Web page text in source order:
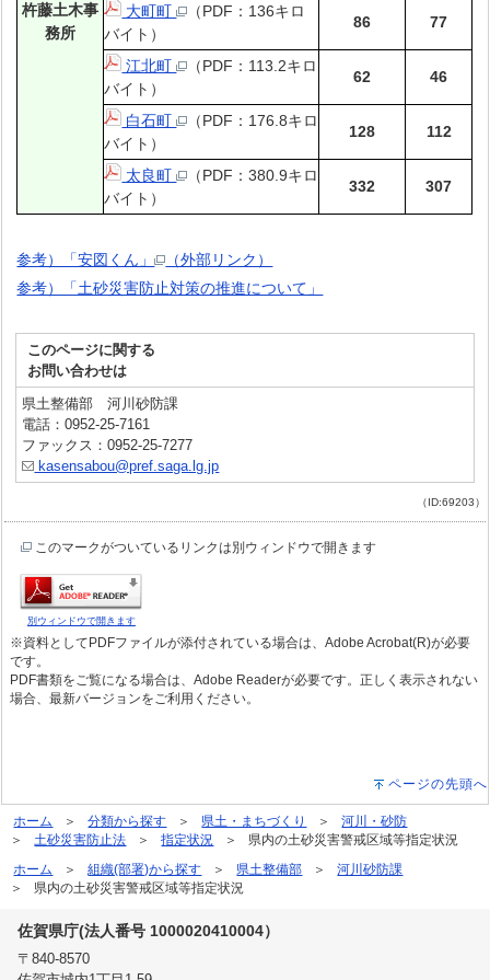
杵藤土木事
務所
大町町
（PDF：136キロ
バイト）
86 77
江北町
（PDF：113.2キロ
バイト）
62 46
白石町
（PDF：176.8キロ
バイト）
128 112
太良町
（PDF：380.9キロ
バイト）
332 307
参考）「安図くん」
（外部リンク）
参考）「土砂災害防止対策の推進について」
このページに関する
お問い合わせは
県土整備部 河川砂防課
電話：0952-25-7161
ファックス：0952-25-7277
kasensabou@pref.saga.lg.jp
（ID:69203）
このマークがついているリンクは別ウィンドウで開きます
別ウィンドウで開きます
※資料としてPDFファイルが添付されている場合は、Adobe Acrobat(R)が必要
です。
PDF書類をご覧になる場合は、Adobe Readerが必要です。正しく表示されない
場合、最新バージョンをご利用ください。
ページの先頭へ
ホーム 分類から探す 県土・まちづくり
河川・砂防
土砂災害防止法
指定状況
県内の土砂災害警戒区域等指定状況
ホーム
組織(部署)から探す 県土整備部
河川砂防課
県内の土砂災害警戒区域等指定状況
佐賀県庁(法人番号 1000020410004）
〒840-8570